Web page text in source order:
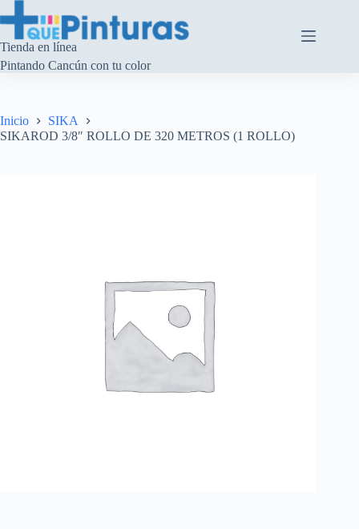
al
contenido
Tienda en línea
Pintando Cancún con tu color
Inicio
SIKA
SIKAROD 3/8″ ROLLO DE 320 METROS (1 ROLLO)